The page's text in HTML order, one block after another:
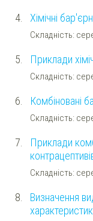
4. Хімічні
Складність:
5. Приклади
Складність:
6. Комбіновані
Складність:
7.
Приклади
Складність:
8.
Визначення